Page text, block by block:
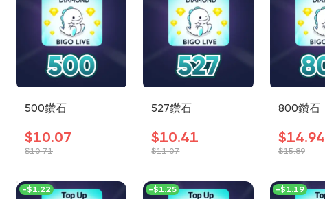
500鑽石
$10.07
$10.71
527鑽石
$10.41
$11.07
800鑽石
$14.94
$15.89
-$1.22 -$1.25 -$1.19